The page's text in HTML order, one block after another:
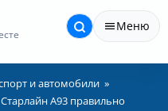
Меню
и автомобили
А93 правильно